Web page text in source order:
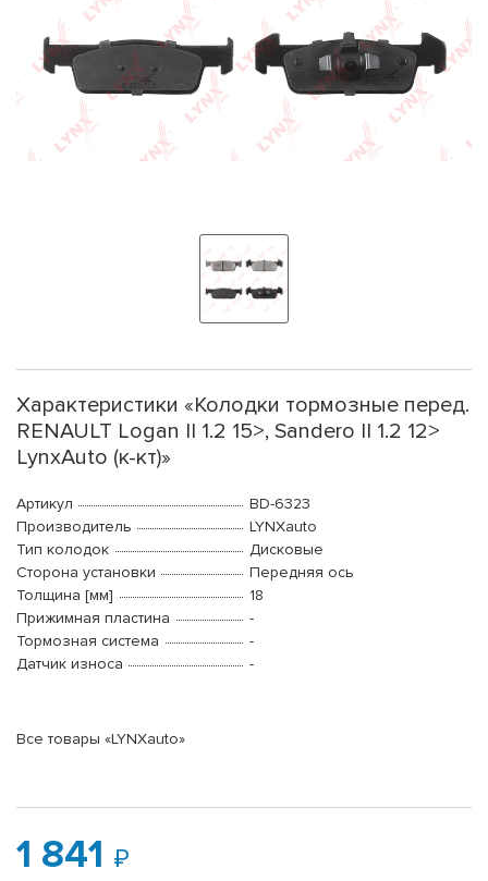
Характеристики «Колодки тормозные перед.
RENAULT Logan II 1.2 15>, Sandero II 1.2 12>
LynxAuto (к-кт)»
Артикул
BD-6323
Производитель
LYNXauto
Тип колодок
Дисковые
Сторона установки
Передняя ось
Толщина [мм]
18
Прижимная пластина
-
Тормозная система
-
Датчик износа
-
Все товары «LYNXauto»
1 841